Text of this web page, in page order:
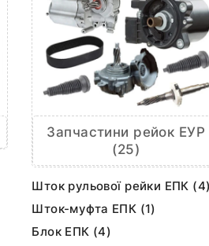
Запчастини рейок ЕУР
(25)
Шток рульової рейки ЕПК (4)
Шток-муфта ЕПК (1)
Блок ЕПК (4)